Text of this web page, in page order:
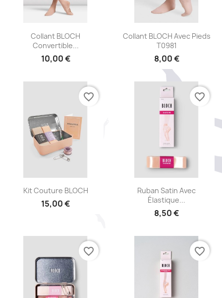
Aperçu rapide
Collant BLOCH
Convertible...
10,00 €
Aperçu rapide
Collant BLOCH Avec Pieds
T0981
8,00 €
Aperçu rapide
Kit Couture BLOCH
15,00 €
favorite_border
Aperçu rapide
Ruban Satin Avec
Élastique...
8,50 €
favorite_border
favorite_border favorite_border